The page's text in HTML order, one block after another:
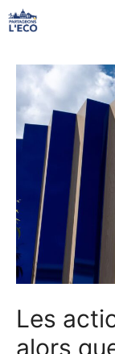
Aller
au
Les
alors